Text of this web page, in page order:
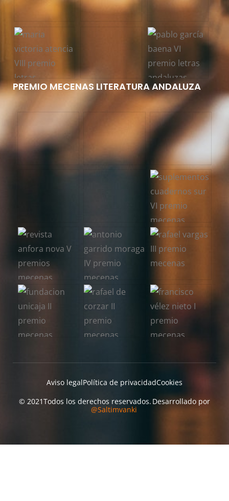
PREMIO MECENAS LITERATURA ANDALUZA
Aviso legalPolítica de privacidadCookies
© 2021Todos los derechos reservados. Desarrollado por
@Saltimvanki